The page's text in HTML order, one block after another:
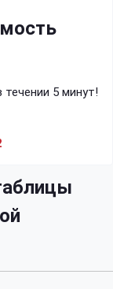
5 минут!